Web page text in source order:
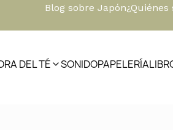
Blog sobre Japón¿Quiénes
DEL TÉ SONIDOPAPELERÍA